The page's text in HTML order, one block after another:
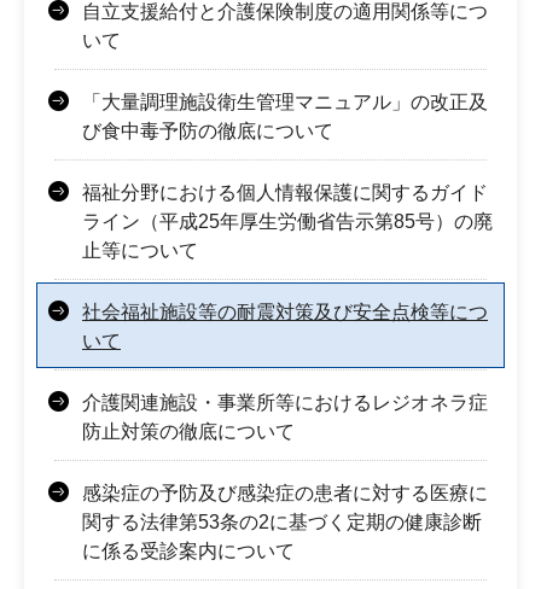
自立支援給付と介護保険制度の適用関係等につ
いて
「大量調理施設衛生管理マニュアル」の改正及
び食中毒予防の徹底について
福祉分野における個人情報保護に関するガイド
ライン（平成25年厚生労働省告示第85号）の廃
止等について
社会福祉施設等の耐震対策及び安全点検等につ
いて
介護関連施設・事業所等におけるレジオネラ症
防止対策の徹底について
感染症の予防及び感染症の患者に対する医療に
関する法律第53条の2に基づく定期の健康診断
に係る受診案内について